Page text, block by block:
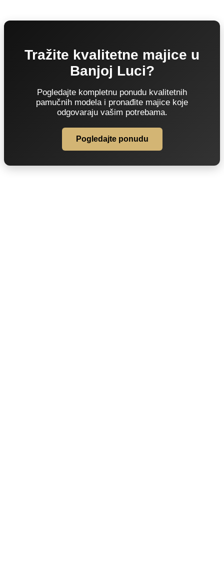
Tražite kvalitetne majice u
Banjoj Luci?
Pogledajte kompletnu ponudu kvalitetnih
pamučnih modela i pronađite majice koje
odgovaraju vašim potrebama.
Pogledajte ponudu